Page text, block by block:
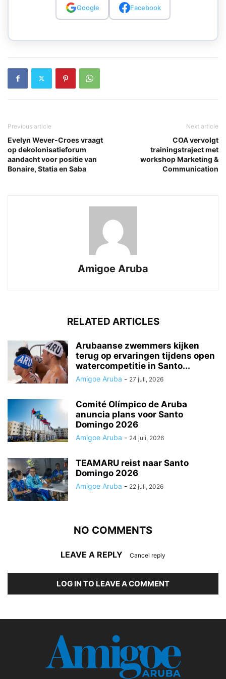
Google Facebook
Previous article
Evelyn Wever-Croes vraagt
op dekolonisatieforum
aandacht voor positie van
Bonaire, Statia en Saba
Next article
COA vervolgt
trainingstraject met
workshop Marketing &
Communication
Amigoe Aruba
RELATED ARTICLES
Arubaanse zwemmers kijken
terug op ervaringen tijdens open
watercompetitie in Santo...
Amigoe Aruba - 27 juli, 2026
Comité Olímpico de Aruba
anuncia plans voor Santo
Domingo 2026
Amigoe Aruba - 24 juli, 2026
TEAMARU reist naar Santo
Domingo 2026
Amigoe Aruba - 22 juli, 2026
NO COMMENTS
LEAVE A REPLY Cancel reply
LOG IN TO LEAVE A COMMENT